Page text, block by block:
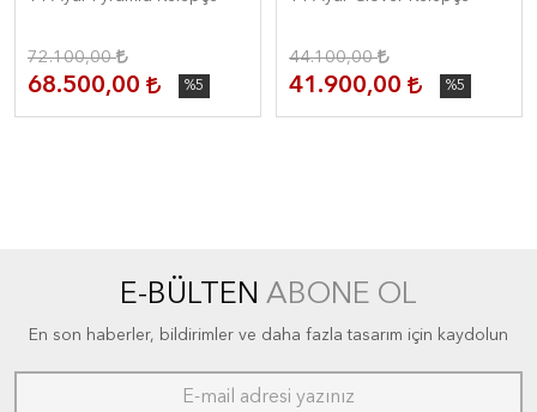
72.100,00
68.500,00 %5
44.100,00
41.900,00 %5
E-BÜLTEN ABONE OL
En son haberler, bildirimler ve daha fazla tasarım için kaydolun